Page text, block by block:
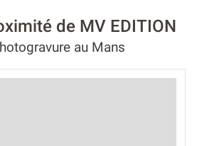
de MV EDITION
au Mans